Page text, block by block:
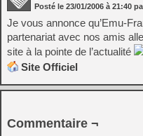
Posté le 23/01/2006 à 21:40
Je vous annonce qu’Emu-
partenariat avec nos amis
site à la pointe de l’actualité
Site Officiel
Commentaire ¬